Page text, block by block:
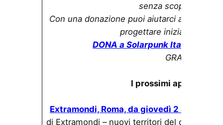
senza scopo di lucro.
Con una donazione puoi aiutarci a coprire
progettare iniziative più
DONA a Solarpunk Italia, via
GRAZIE!
I prossimi
Extramondi, Roma, da giovedì 2 a
di Extramondi – nuovi territori del cinema